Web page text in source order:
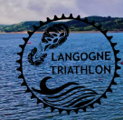
Aller
au
contenu